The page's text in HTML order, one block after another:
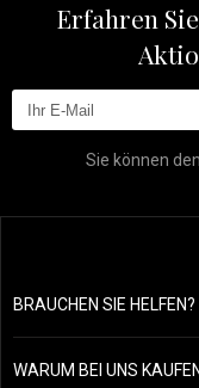
Erfahren
Sie können
BRAUCHEN SIE HELFEN?
Wir werden
WARUM BEI UNS